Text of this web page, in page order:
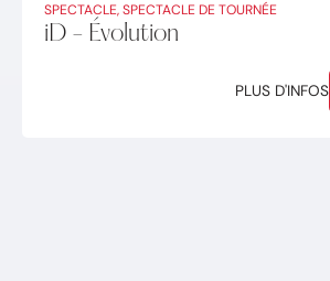
SPECTACLE, SPECTACLE DE TOURNÉE
iD - Évolution
PLUS D'INFOS